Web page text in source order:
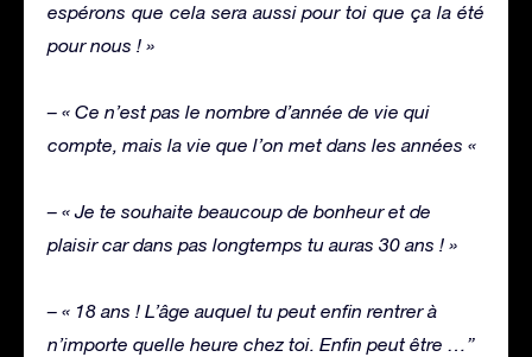
espérons que cela sera aussi pour toi que ça la été
pour nous ! »
– « Ce n’est pas le nombre d’année de vie qui
compte, mais la vie que l’on met dans les années «
– « Je te souhaite beaucoup de bonheur et de
plaisir car dans pas longtemps tu auras 30 ans ! »
– « 18 ans ! L’âge auquel tu peut enfin rentrer à
n’importe quelle heure chez toi. Enfin peut être …”